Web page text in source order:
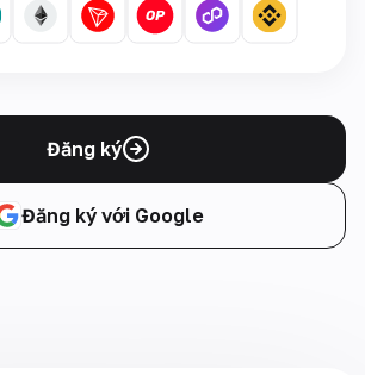
Đăng ký
Đăng ký với Google